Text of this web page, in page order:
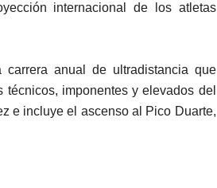
internacional de los atletas
anual de ultradistancia que
imponentes y elevados del
e incluye el ascenso al Pico Duarte,